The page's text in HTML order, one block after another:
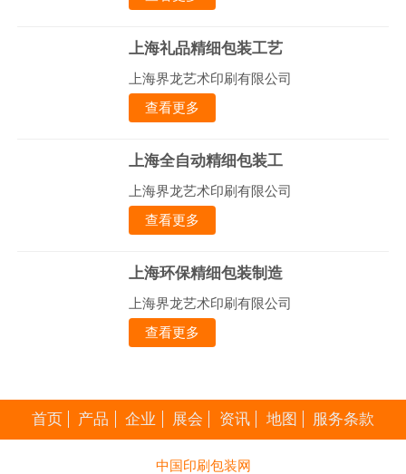
上海礼品精细包装工艺
上海界龙艺术印刷有限公司
查看更多
上海全自动精细包装工
上海界龙艺术印刷有限公司
查看更多
上海环保精细包装制造
上海界龙艺术印刷有限公司
查看更多
首页 产品 企业 展会 资讯 地图 服务条款
中国印刷包装网